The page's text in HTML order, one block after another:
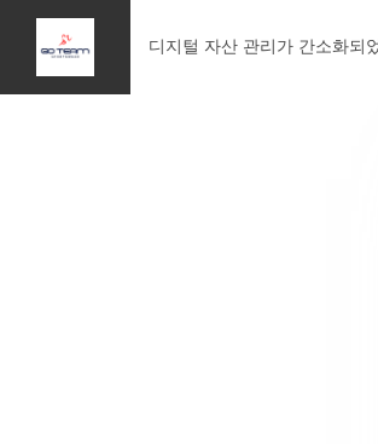
디지털 자산 관리가 간소화되